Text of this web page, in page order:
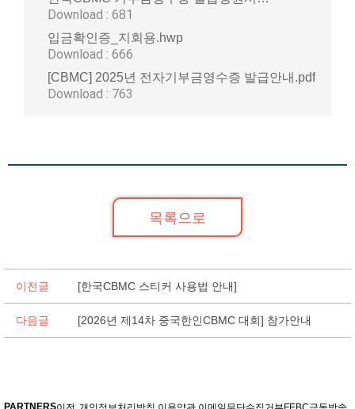
_2025.hwp
Download : 681
입금확인증_지회용.hwp
Download : 666
[CBMC] 2025년 전자기부금영수증 발급안내.pdf
Download : 763
목록으로
이전글 [한국CBMC 스티커 사용법 안내]
다음글 [2026년 제14차 중국한인CBMC 대회] 참가안내
PARTNERS